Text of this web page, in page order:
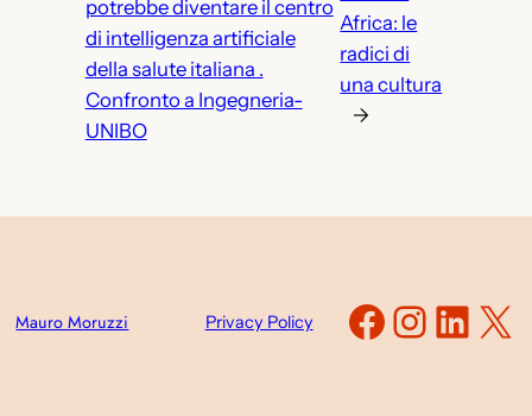
potrebbe diventare il centro
di intelligenza artificiale
della salute italiana .
Confronto a Ingegneria-
UNIBO
Africa: le
radici di
una cultura
→
Mauro Moruzzi Privacy Policy X